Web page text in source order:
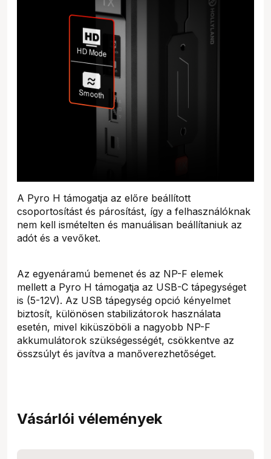
A Pyro H támogatja az előre beállított
csoportosítást és párosítást, így a felhasználóknak
nem kell ismételten és manuálisan beállítaniuk az
adót és a vevőket.
Az egyenáramú bemenet és az NP-F elemek
mellett a Pyro H támogatja az USB-C tápegységet
is (5-12V). Az USB tápegység opció kényelmet
biztosít, különösen stabilizátorok használata
esetén, mivel kiküszöböli a nagyobb NP-F
akkumulátorok szükségességét, csökkentve az
összsúlyt és javítva a manőverezhetőséget.
Vásárlói vélemények